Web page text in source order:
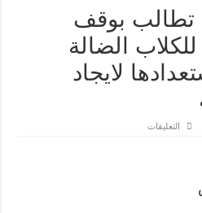
تطالب بوقف
للكلاب الضالة
لايجاد
التعليقات